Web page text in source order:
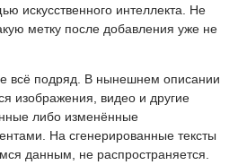
искусственного интеллекта. Не
метку после добавления уже не
всё подряд. В нынешнем описании
изображения, видео и другие
либо изменённые
На сгенерированные тексты
данным, не распространяется.